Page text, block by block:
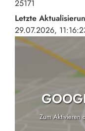
25171
Letzte
29.07.2026,
Zum Aktivieren